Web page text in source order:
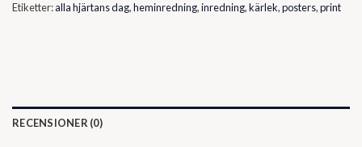
Etiketter:alla hjärtans dag,heminredning,inredning,kärlek,posters,print
RECENSIONER (0)